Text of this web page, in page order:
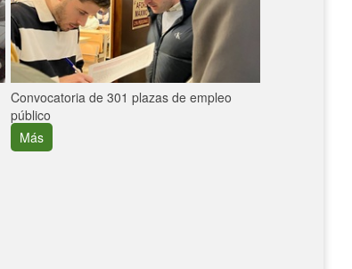
Convocatoria de 301 plazas de empleo
público
Más